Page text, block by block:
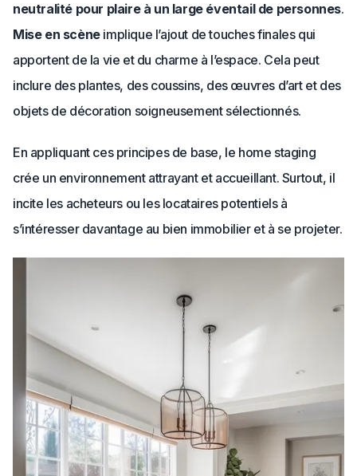
neutralité pour plaire à un large éventail de personnes.
Mise en scèneimplique l’ajout de touches finales qui
apportent de la vie et du charme à l’espace. Cela peut
inclure des plantes, des coussins, des œuvres d’art et des
objets de décoration soigneusement sélectionnés.
En appliquant ces principes de base, le home staging
crée un environnement attrayant et accueillant. Surtout, il
incite les acheteurs ou les locataires potentiels à
s’intéresser davantage au bien immobilier et à se projeter.